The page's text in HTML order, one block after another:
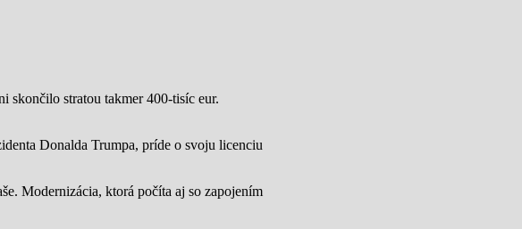
stratou takmer 400-tisíc eur.
Donalda Trumpa, príde o svoju licenciu
Modernizácia, ktorá počíta aj so zapojením